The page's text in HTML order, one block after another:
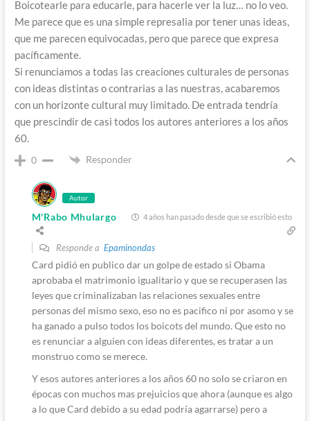
Boicotearle para educarle, para hacerle ver la luz… no lo veo.
Me parece que es una simple represalia por tener unas ideas,
que me parecen equivocadas, pero que parece que expresa
pacíficamente.
Si renunciamos a todas las creaciones culturales de personas
con ideas distintas o contrarias a las nuestras, acabaremos
con un horizonte cultural muy limitado. De entrada tendría
que prescindir de casi todos los autores anteriores a los años
60.
0 Responder
Autor
M'Rabo Mhulargo 4 años han pasado desde que se escribió esto
Responde a Epaminondas
Card pidió en publico dar un golpe de estado si Obama
aprobaba el matrimonio igualitario y que se recuperasen las
leyes que criminalizaban las relaciones sexuales entre
personas del mismo sexo, eso no es pacifico ni por asomo y se
ha ganado a pulso todos los boicots del mundo. Que esto no
es renunciar a alguien con ideas diferentes, es tratar a un
monstruo como se merece.
Y esos autores anteriores a los años 60 no solo se criaron en
épocas con muchos mas prejuicios que ahora (aunque es algo
a lo que Card debido a su edad podría agarrarse) pero a